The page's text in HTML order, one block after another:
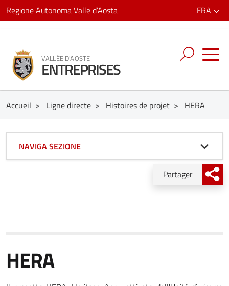
Regione Autonoma Valle d’Aosta FRA
VALLÉE D'AOSTE
ENTREPRISES
Accueil > Ligne directe > Histoires de projet > HERA
HERA
Partager
NAVIGA SEZIONE